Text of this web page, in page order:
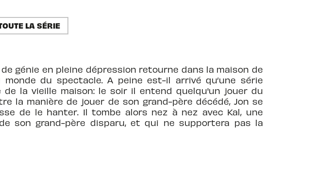
LA SÉRIE
génie en pleine dépression retourne dans la maison de
du spectacle. A peine est-il arrivé qu’une série
la vieille maison: le soir il entend quelqu'un jouer du
la manière de jouer de son grand-père décédé, Jon se
de le hanter. Il tombe alors nez à nez avec Kal, une
son grand-père disparu, et qui ne supportera pas la